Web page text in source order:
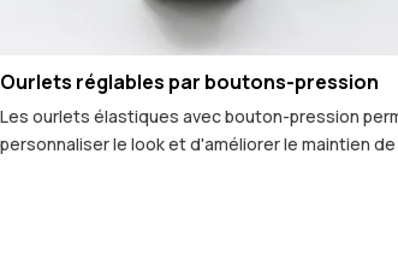
Ourlets réglables par boutons-pression
Les ourlets élastiques avec bouton-pression
personnaliser le look et d'améliorer le maintien